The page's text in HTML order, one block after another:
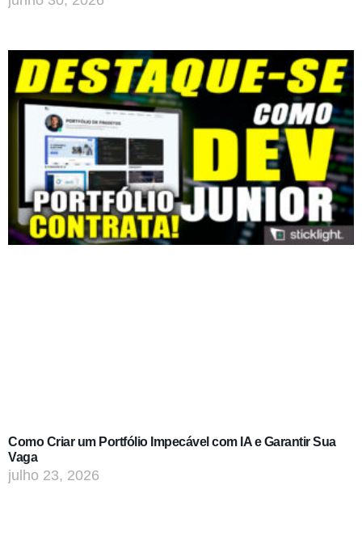
Como Criar um Portfólio Impecável com IA e Garantir Sua
Vaga
julho 23, 2026